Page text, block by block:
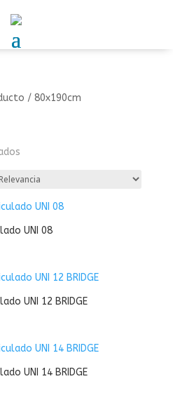
/ 80x190cm
UNI 08
UNI 12 BRIDGE
UNI 14 BRIDGE